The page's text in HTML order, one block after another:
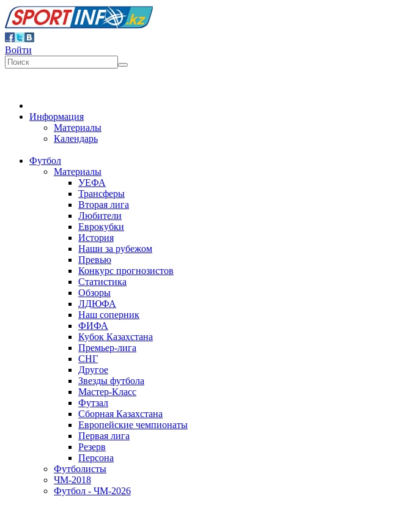
Войти
Информация
Материалы
Календарь
Футбол
Материалы
УЕФА
Трансферы
Вторая лига
Любители
Еврокубки
История
Наши за рубежом
Превью
Конкурс прогнозистов
Статистика
Обзоры
ЛДЮФА
Наш соперник
ФИФА
Кубок Казахстана
Премьер-лига
СНГ
Другое
Звезды футбола
Мастер-Класс
Футзал
Сборная Казахстана
Европейские чемпионаты
Первая лига
Резерв
Персона
Футболисты
ЧМ-2018
Футбол - ЧМ-2026